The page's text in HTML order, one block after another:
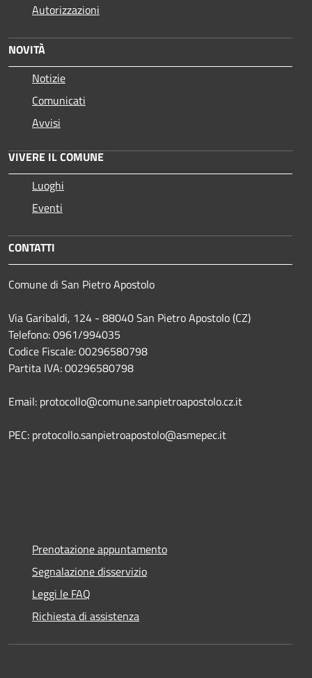
Autorizzazioni
NOVITÀ
Notizie
Comunicati
Avvisi
VIVERE IL COMUNE
Luoghi
Eventi
CONTATTI
Comune di San Pietro Apostolo
Via Garibaldi, 124 - 88040 San Pietro Apostolo (CZ)
Telefono: 0961/994035
Codice Fiscale: 00296580798
Partita IVA: 00296580798
Email: protocollo@comune.sanpietroapostolo.cz.it
PEC: protocollo.sanpietroapostolo@asmepec.it
Prenotazione appuntamento
Segnalazione disservizio
Leggi le FAQ
Richiesta di assistenza